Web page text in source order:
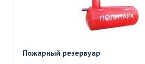
Пожарный резервуар